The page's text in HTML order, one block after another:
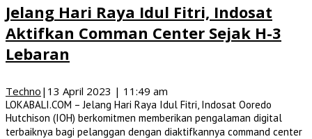
Jelang Hari Raya Idul Fitri, Indosat
Aktifkan Comman Center Sejak H-3
Lebaran
Techno | 13 April 2023 | 11:49 am
LOKABALI.COM – Jelang Hari Raya Idul Fitri, Indosat Ooredo
Hutchison (IOH) berkomitmen memberikan pengalaman digital
terbaiknya bagi pelanggan dengan diaktifkannya command center